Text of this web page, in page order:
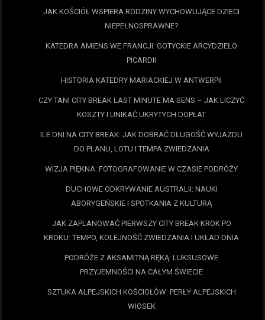
JAK KOŚCIÓŁ WSPIERA RODZINY WYCHOWUJĄCE DZIECI
NIEPEŁNOSPRAWNE?
KATEDRA AMIENS WE FRANCJI: GOTYCKIE ARCYDZIEŁO
PICARDII
HISTORIA KATEDRY MARIACKIEJ W ANTWERPII
CZY TANI CITY BREAK LAST MINUTE MA SENS – JAK LICZYĆ
KOSZTY I UNIKAĆ UKRYTYCH DOPŁAT
ILE DNI NA CITY BREAK: JAK DOBRAĆ DŁUGOŚĆ WYJAZDU
DO PLANU, LOTU I TEMPA ZWIEDZANIA
WIZJA PIĘKNA: FOTOGRAFOWANIE W CZASIE PODRÓŻY
DUCHOWE ODKRYWANIE AUSTRALII: NAUKI
ABORYGEŃSKIE I SPOTKANIA Z KULTURĄ
JAK ZAPLANOWAĆ PIERWSZY CITY BREAK KROK PO
KROKU: TEMPO, KOLEJNOŚĆ ZWIEDZANIA I UKŁAD DNIA
PODRÓŻE Z AKSAMITNĄ RĘKĄ: LUKSUSOWE
PRZYJEMNOŚCI NA CAŁYM ŚWIECIE
SZTUKA ALPEJSKICH KOŚCIOŁÓW: PERŁY ALPEJSKICH
WIOSEK